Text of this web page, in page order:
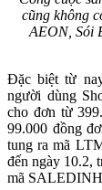
cũng không
AEON, Sói
Đặc biệt từ
người dùng
cho đơn từ
99.000 đồng
tung ra mã
đến ngày 10.2,
mã SALEDINH